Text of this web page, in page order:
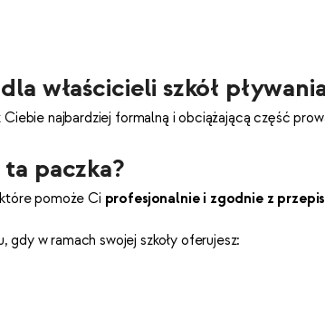
właścicieli szkół
najbardziej formalną i obciążającą część
paczka?
pomoże Ci profesjonalnie i zgodnie z
w ramach swojej szkoły oferujesz: